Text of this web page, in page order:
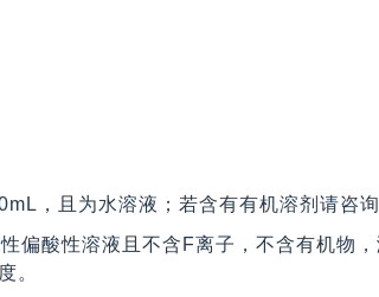
，且为水溶液；若含有有机溶剂请咨询
偏酸性溶液且不含F离子，不含有机物
。